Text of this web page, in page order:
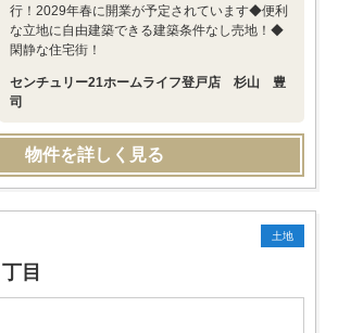
行！2029年春に開業が予定されています◆便利
な立地に自由建築できる建築条件なし売地！◆
閑静な住宅街！
センチュリー21ホームライフ登戸店 杉山 豊
司
物件を詳しく見る
土地
目